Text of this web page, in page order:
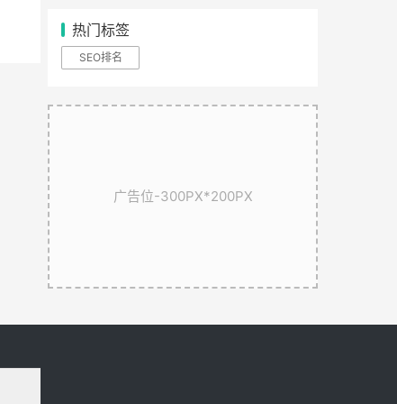
热门标签
SEO排名
广告位-300PX*200PX